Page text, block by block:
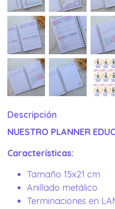
Descripción
NUESTRO PLANNER
Características:
Tamaño 15x21 cm
Anillado metálico
Terminaciones en